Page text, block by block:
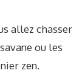
allez chasser
ou les
zen.